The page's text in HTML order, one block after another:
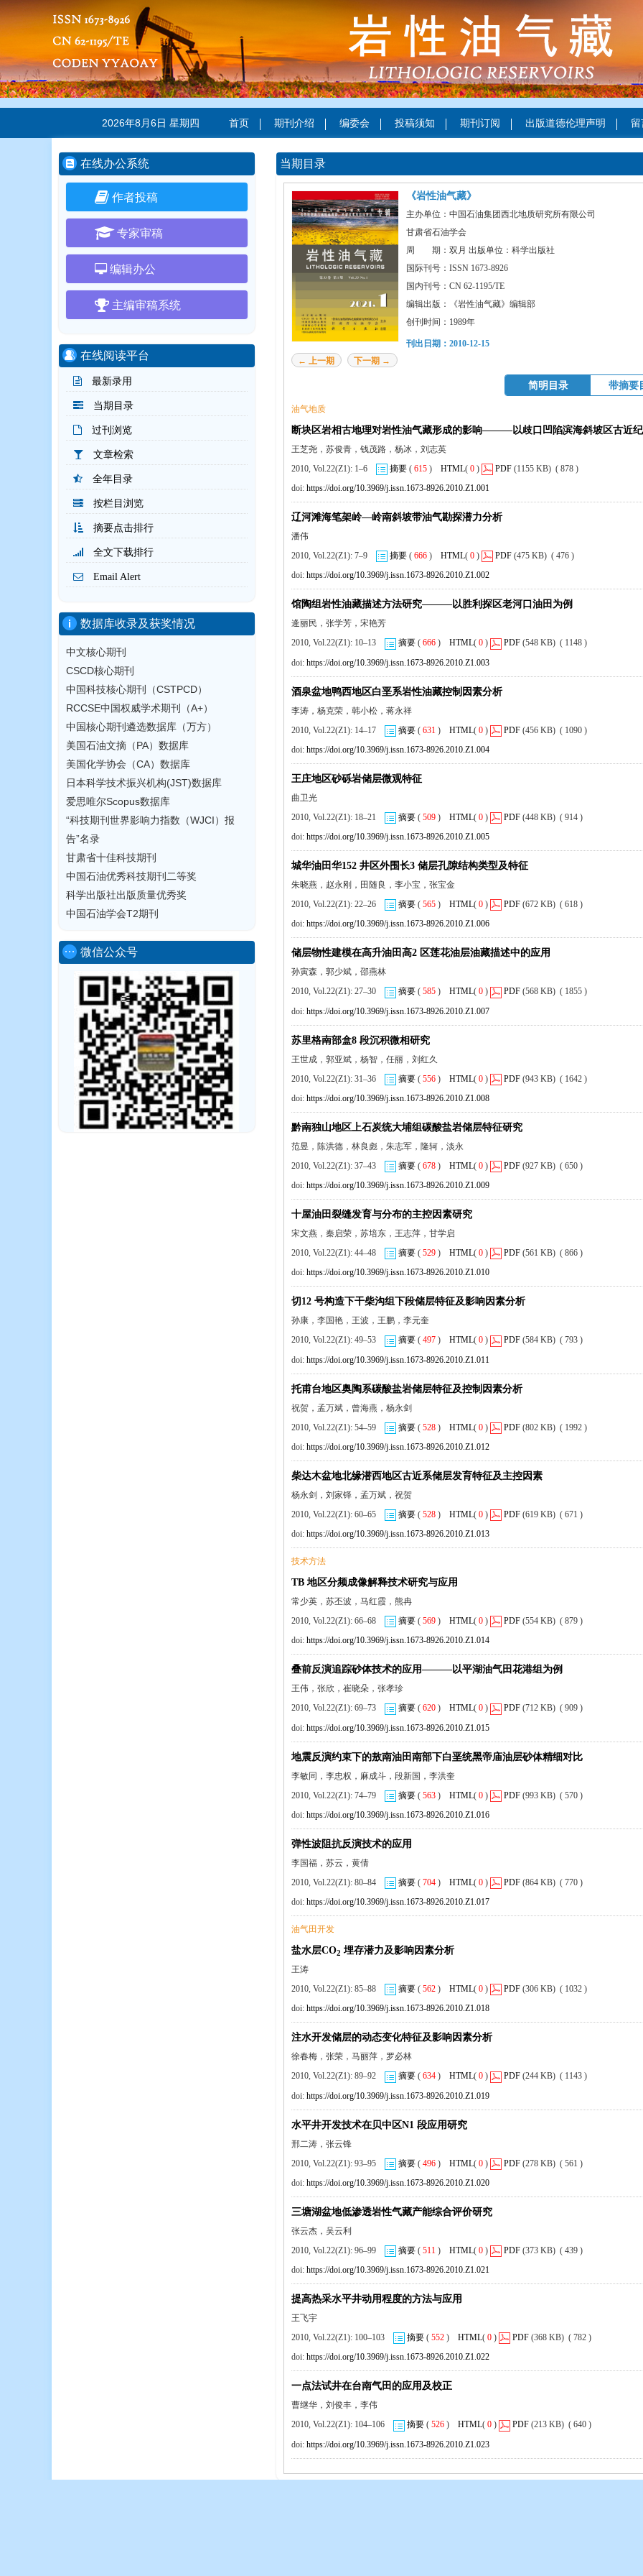
2026年8月6日 星期四 首页 期刊介绍 编委会 投稿须知 期刊订阅 出版道德伦理声明 留
在线办公系统
作者投稿
专家审稿
编辑办公
主编审稿系统
在线阅读平台
最新录用
当期目录
过刊浏览
文章检索
全年目录
按栏目浏览
摘要点击排行
全文下载排行
Email Alert
数据库收录及获奖情况
中文核心期刊
CSCD核心期刊
中国科技核心期刊（CSTPCD）
RCCSE中国权威学术期刊（A+）
中国核心期刊遴选数据库（万方）
美国石油文摘（PA）数据库
美国化学协会（CA）数据库
日本科学技术振兴机构(JST)数据库
爱思唯尔Scopus数据库
“科技期刊世界影响力指数（WJCI）报
告”名录
甘肃省十佳科技期刊
中国石油优秀科技期刊二等奖
科学出版社出版质量优秀奖
中国石油学会T2期刊
微信公众号
当期目录
← 上一期 下一期 →
《岩性油气藏》
主办单位：中国石油集团西北地质研究所有限公司
甘肃省石油学会
周 期：双月 出版单位：科学出版社
国际刊号：ISSN 1673-8926
国内刊号：CN 62-1195/TE
编辑出版：《岩性油气藏》编辑部
创刊时间：1989年
刊出日期：2010-12-15
简明目录 带摘要
油气地质
断块区岩相古地理对岩性油气藏形成的影响———以歧口凹陷滨海斜坡区古近纪
王芝尧，苏俊青，钱茂路，杨冰，刘志英
2010, Vol.22(Z1): 1–6
摘要(615) HTML( 0) PDF(1155 KB) ( 878 )
doi: https://doi.org/10.3969/j.issn.1673-8926.2010.Z1.001
辽河滩海笔架岭—岭南斜坡带油气勘探潜力分析
潘伟
2010, Vol.22(Z1): 7–9
摘要(666) HTML( 0) PDF(475 KB) ( 476 )
doi: https://doi.org/10.3969/j.issn.1673-8926.2010.Z1.002
馆陶组岩性油藏描述方法研究———以胜利探区老河口油田为例
逄丽民，张学芳，宋艳芳
2010, Vol.22(Z1): 10–13
摘要(666) HTML( 0) PDF(548 KB) ( 1148 )
doi: https://doi.org/10.3969/j.issn.1673-8926.2010.Z1.003
酒泉盆地鸭西地区白垩系岩性油藏控制因素分析
李涛，杨克荣，韩小松，蒋永祥
2010, Vol.22(Z1): 14–17
摘要(631 ) HTML( 0) PDF(456 KB) ( 1090 )
doi: https://doi.org/10.3969/j.issn.1673-8926.2010.Z1.004
王庄地区砂砾岩储层微观特征
曲卫光
2010, Vol.22(Z1): 18–21
摘要(509) HTML( 0) PDF(448 KB) ( 914 )
doi: https://doi.org/10.3969/j.issn.1673-8926.2010.Z1.005
城华油田华152 井区外围长3 储层孔隙结构类型及特征
朱晓燕，赵永刚，田随良，李小宝，张宝金
2010, Vol.22(Z1): 22–26
摘要(565) HTML( 0) PDF(672 KB) ( 618 )
doi: https://doi.org/10.3969/j.issn.1673-8926.2010.Z1.006
储层物性建模在高升油田高2 区莲花油层油藏描述中的应用
孙寅森，郭少斌，邵燕林
2010, Vol.22(Z1): 27–30
摘要(585) HTML( 0) PDF(568 KB) ( 1855 )
doi: https://doi.org/10.3969/j.issn.1673-8926.2010.Z1.007
苏里格南部盒8 段沉积微相研究
王世成，郭亚斌，杨智，任丽，刘红久
2010, Vol.22(Z1): 31–36
摘要(556) HTML( 0) PDF(943 KB) ( 1642 )
doi: https://doi.org/10.3969/j.issn.1673-8926.2010.Z1.008
黔南独山地区上石炭统大埔组碳酸盐岩储层特征研究
范昱，陈洪德，林良彪，朱志军，隆轲，淡永
2010, Vol.22(Z1): 37–43
摘要(678) HTML( 0) PDF(927 KB) ( 650 )
doi: https://doi.org/10.3969/j.issn.1673-8926.2010.Z1.009
十屋油田裂缝发育与分布的主控因素研究
宋文燕，秦启荣，苏培东，王志萍，甘学启
2010, Vol.22(Z1): 44–48
摘要(529) HTML( 0) PDF(561 KB) ( 866 )
doi: https://doi.org/10.3969/j.issn.1673-8926.2010.Z1.010
切12 号构造下干柴沟组下段储层特征及影响因素分析
孙康，李国艳，王波，王鹏，李元奎
2010, Vol.22(Z1): 49–53
摘要(497) HTML( 0) PDF(584 KB) ( 793 )
doi: https://doi.org/10.3969/j.issn.1673-8926.2010.Z1.011
托甫台地区奥陶系碳酸盐岩储层特征及控制因素分析
祝贺，孟万斌，曾海燕，杨永剑
2010, Vol.22(Z1): 54–59
摘要(528) HTML( 0) PDF(802 KB) ( 1992 )
doi: https://doi.org/10.3969/j.issn.1673-8926.2010.Z1.012
柴达木盆地北缘潜西地区古近系储层发育特征及主控因素
杨永剑，刘家铎，孟万斌，祝贺
2010, Vol.22(Z1): 60–65
摘要(528) HTML( 0) PDF(619 KB) ( 671 )
doi: https://doi.org/10.3969/j.issn.1673-8926.2010.Z1.013
技术方法
TB 地区分频成像解释技术研究与应用
常少英，苏丕波，马红霞，熊冉
2010, Vol.22(Z1): 66–68
摘要(569) HTML( 0) PDF(554 KB) ( 879 )
doi: https://doi.org/10.3969/j.issn.1673-8926.2010.Z1.014
叠前反演追踪砂体技术的应用———以平湖油气田花港组为例
王伟，张欣，崔晓朵，张孝珍
2010, Vol.22(Z1): 69–73
摘要(620) HTML( 0) PDF(712 KB) ( 909 )
doi: https://doi.org/10.3969/j.issn.1673-8926.2010.Z1.015
地震反演约束下的敖南油田南部下白垩统黑帝庙油层砂体精细对比
李敏同，李忠权，麻成斗，段新国，李洪奎
2010, Vol.22(Z1): 74–79
摘要(563) HTML( 0) PDF(993 KB) ( 570 )
doi: https://doi.org/10.3969/j.issn.1673-8926.2010.Z1.016
弹性波阻抗反演技术的应用
李国福，苏云，黄倩
2010, Vol.22(Z1): 80–84
摘要(704) HTML( 0) PDF(864 KB) ( 770 )
doi: https://doi.org/10.3969/j.issn.1673-8926.2010.Z1.017
油气田开发
盐水层CO2 埋存潜力及影响因素分析
王涛
2010, Vol.22(Z1): 85–88
摘要(562) HTML( 0) PDF(306 KB) ( 1032 )
doi: https://doi.org/10.3969/j.issn.1673-8926.2010.Z1.018
注水开发储层的动态变化特征及影响因素分析
徐春梅，张荣，马丽萍，罗必林
2010, Vol.22(Z1): 89–92
摘要(634) HTML( 0) PDF(244 KB) ( 1143 )
doi: https://doi.org/10.3969/j.issn.1673-8926.2010.Z1.019
水平井开发技术在贝中区N1 段应用研究
邢二涛，张云锋
2010, Vol.22(Z1): 93–95
摘要(496) HTML( 0) PDF(278 KB) ( 561 )
doi: https://doi.org/10.3969/j.issn.1673-8926.2010.Z1.020
三塘湖盆地低渗透岩性气藏产能综合评价研究
张云杰，吴云利
2010, Vol.22(Z1): 96–99
摘要(511) HTML( 0) PDF(373 KB) ( 439 )
doi: https://doi.org/10.3969/j.issn.1673-8926.2010.Z1.021
提高热采水平井动用程度的方法与应用
王飞宇
2010, Vol.22(Z1): 100–103
摘要(552) HTML( 0) PDF(368 KB) ( 782 )
doi: https://doi.org/10.3969/j.issn.1673-8926.2010.Z1.022
一点法试井在台南气田的应用及校正
曹继华，刘俊丰，李伟
2010, Vol.22(Z1): 104–106
摘要(526) HTML( 0) PDF(213 KB) ( 640 )
doi: https://doi.org/10.3969/j.issn.1673-8926.2010.Z1.023